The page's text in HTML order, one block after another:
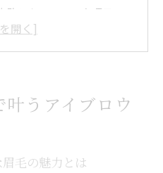
しないチェック項目
ートの自然な違い
すめの眉毛ケア法
朝のメイクが楽になる理由
できるメイク時間の秘密
メイク時短の関係
ブロウ施術の効果
うアイブロウ
毛の魅力とは